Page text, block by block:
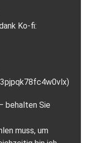
Ko-fi:
behalten Sie
muss, um